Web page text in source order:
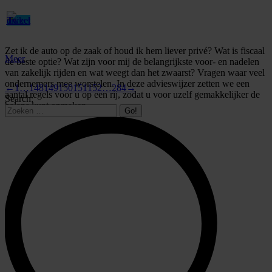
Zet ik de auto op de zaak of houd ik hem liever privé? Wat is fiscaal
de beste optie? Wat zijn voor mij de belangrijkste voor- en nadelen
van zakelijk rijden en wat weegt dan het zwaarst? Vragen waar veel
ondernemers mee worstelen. In deze advieswijzer zetten we een
aantal regels voor u op een rij, zodat u voor uzelf gemakkelijker de
balans kunt opmaken.
Meer
←1…148149150151152…284→
Search: